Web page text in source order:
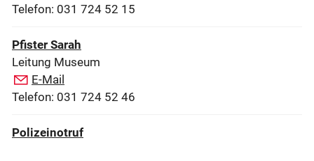
Telefon: 031 724 52 15
Pfister Sarah
Leitung Museum
E-Mail
Telefon: 031 724 52 46
Polizeinotruf